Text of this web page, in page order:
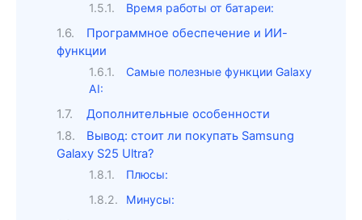
Время работы от батареи:
Программное обеспечение и ИИ-
функции
Самые полезные функции Galaxy
AI:
Дополнительные особенности
Вывод: стоит ли покупать Samsung
Galaxy S25 Ultra?
Плюсы:
Минусы: